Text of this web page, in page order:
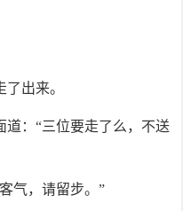
出来。
道：“三位要走了么，不送
气，请留步。”